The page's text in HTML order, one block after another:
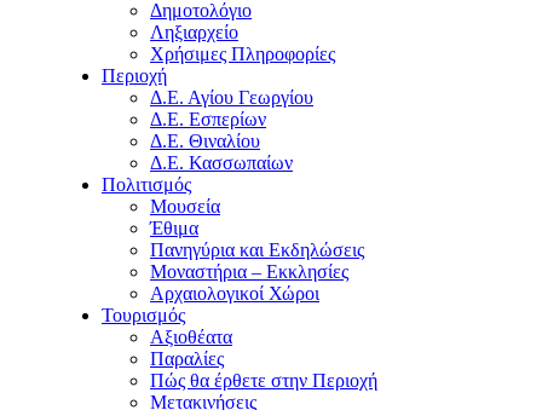
Δημοτολόγιο
Ληξιαρχείο
Χρήσιμες Πληροφορίες
Περιοχή
Δ.Ε. Αγίου Γεωργίου
Δ.Ε. Εσπερίων
Δ.Ε. Θιναλίου
Δ.Ε. Κασσωπαίων
Πολιτισμός
Μουσεία
Έθιμα
Πανηγύρια και Εκδηλώσεις
Μοναστήρια – Εκκλησίες
Αρχαιολογικοί Χώροι
Τουρισμός
Αξιοθέατα
Παραλίες
Πώς θα έρθετε στην Περιοχή
Μετακινήσεις